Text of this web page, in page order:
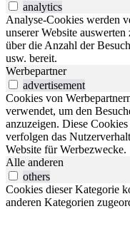
analytics
Analyse-Cookies werden
unserer Website
über die Anzahl der
usw. bereit.
Werbepartner
advertisement
Cookies von
verwendet, um den
anzuzeigen. Diese
verfolgen das
Website für Werbezwecke.
Alle anderen
others
Cookies dieser Kategorie
anderen Kategorien